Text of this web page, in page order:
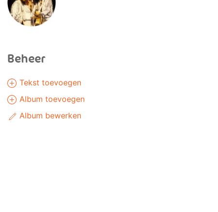
Beheer
Tekst toevoegen
Album toevoegen
Album bewerken